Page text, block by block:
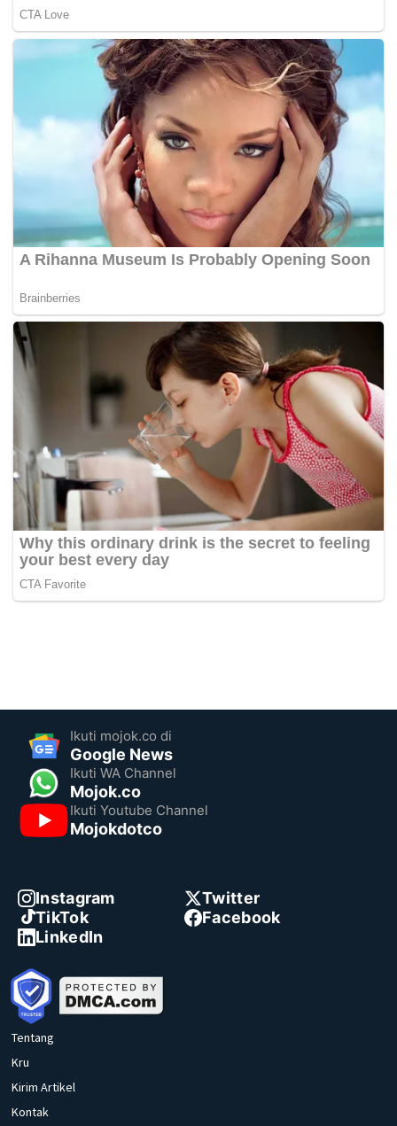
Ikuti mojok.co di
Google News
Ikuti WA Channel
Mojok.co
Ikuti Youtube Channel
Mojokdotco
Instagram
Twitter
TikTok
Facebook
LinkedIn
Tentang
Kru
Kirim Artikel
Kontak